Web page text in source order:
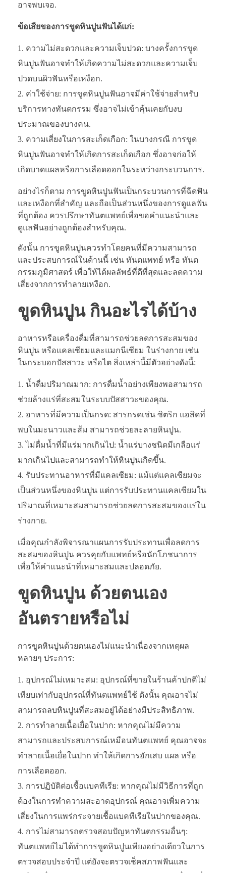
อาจพบเจอ.
ข้อเสียของการขูดหินปูนฟันได้แก่:
ความไม่สะดวกและความเจ็บปวด: บางครั้งการขูด
หินปูนฟันอาจทำให้เกิดความไม่สะดวกและความเจ็บ
ปวดบนผิวฟันหรือเหงือก.
ค่าใช้จ่าย: การขูดหินปูนฟันอาจมีค่าใช้จ่ายสำหรับ
บริการทางทันตกรรม ซึ่งอาจไม่เข้าคุ้นเคยกับงบ
ประมาณของบางคน.
ความเสี่ยงในการสะเก็ดเกือก: ในบางกรณี การขูด
หินปูนฟันอาจทำให้เกิดการสะเก็ดเกือก ซึ่งอาจก่อให้
เกิดบาดแผลหรือการเลือดออกในระหว่างกระบวนการ.
อย่างไรก็ตาม การขูดหินปูนฟันเป็นกระบวนการที่ฉีดฟัน
และเหงือกที่สำคัญ และถือเป็นส่วนหนึ่งของการดูแลฟัน
ที่ถูกต้อง ควรปรึกษาทันตแพทย์เพื่อขอคำแนะนำและ
ดูแลฟันอย่างถูกต้องสำหรับคุณ.
ดังนั้น การขูดหินปูนควรทำโดยคนที่มีความสามารถ
และประสบการณ์ในด้านนี้ เช่น ทันตแพทย์ หรือ ทันต
กรรมภูมิศาสตร์ เพื่อให้ได้ผลลัพธ์ที่ดีที่สุดและลดความ
เสี่ยงจากการทำลายเหงือก.
ขูดหินปูน กินอะไรได้บ้าง
อาหารหรือเครื่องดื่มที่สามารถช่วยลดการสะสมของ
หินปูน หรือแคลเซียมและแมกนีเซียม ในร่างกาย เช่น
ในกระบอกปัสสาวะ หรือไต สิ่งเหล่านี้มีตัวอย่างดังนี้:
น้ำดื่มปริมาณมาก: การดื่มน้ำอย่างเพียงพอสามารถ
ช่วยล้างแร่ที่สะสมในระบบปัสสาวะของคุณ.
อาหารที่มีความเป็นกรด: สารกรดเช่น ซิตริก แอสิดที่
พบในมะนาวและส้ม สามารถช่วยละลายหินปูน.
ไม่ดื่มน้ำที่มีแร่มากเกินไป: น้ำแร่บางชนิดมีเกลือแร่
มากเกินไปและสามารถทำให้หินปูนเกิดขึ้น.
รับประทานอาหารที่มีแคลเซียม: แม้แต่แคลเซียมจะ
เป็นส่วนหนึ่งของหินปูน แต่การรับประทานแคลเซียมใน
ปริมาณที่เหมาะสมสามารถช่วยลดการสะสมของแร่ใน
ร่างกาย.
เมื่อคุณกำลังพิจารณาแผนการรับประทานเพื่อลดการ
สะสมของหินปูน ควรคุยกับแพทย์หรือนักโภชนาการ
เพื่อให้คำแนะนำที่เหมาะสมและปลอดภัย.
ขูดหินปูน ด้วยตนเอง
อันตรายหรือไม่
การขูดหินปูนด้วยตนเองไม่แนะนำเนื่องจากเหตุผล
หลายๆ ประการ:
อุปกรณ์ไม่เหมาะสม: อุปกรณ์ที่ขายในร้านค้าปกติไม่
เทียบเท่ากับอุปกรณ์ที่ทันตแพทย์ใช้ ดังนั้น คุณอาจไม่
สามารถลบหินปูนที่สะสมอยู่ได้อย่างมีประสิทธิภาพ.
การทำลายเนื้อเยื่อในปาก: หากคุณไม่มีความ
สามารถและประสบการณ์เหมือนทันตแพทย์ คุณอาจจะ
ทำลายเนื้อเยื่อในปาก ทำให้เกิดการอักเสบ แผล หรือ
การเลือดออก.
การปฏิบัติต่อเชื้อแบคทีเรีย: หากคุณไม่มีวิธีการที่ถูก
ต้องในการทำความสะอาดอุปกรณ์ คุณอาจเพิ่มความ
เสี่ยงในการแพร่กระจายเชื้อแบคทีเรียในปากของคุณ.
การไม่สามารถตรวจสอบปัญหาทันตกรรมอื่นๆ:
ทันตแพทย์ไม่ได้ทำการขูดหินปูนเพียงอย่างเดียวในการ
ตรวจสอบประจำปี แต่ยังจะตรวจเช็คสภาพฟันและ